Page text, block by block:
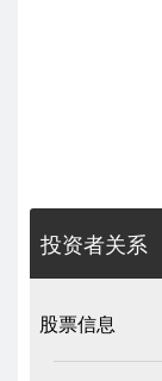
投资者关系
股票信息